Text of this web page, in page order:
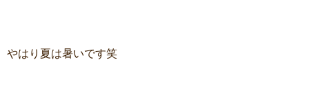
やはり夏は暑いです笑